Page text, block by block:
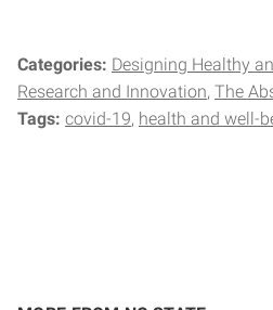
Categories: Designing Healthy
Research and Innovation The
Tags: covid-19 health and well-